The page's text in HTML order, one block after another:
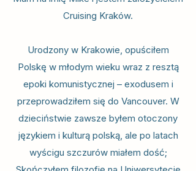
Cruising Kraków.
Urodzony w Krakowie, opuściłem
Polskę w młodym wieku wraz z resztą
epoki komunistycznej – exodusem i
przeprowadziłem się do Vancouver. W
dzieciństwie zawsze byłem otoczony
językiem i kulturą polską, ale po latach
wyścigu szczurów miałem dość;